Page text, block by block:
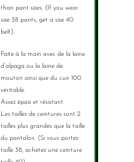
than pant sizes. (If you wear
size 38 pants, get a size 40
belt).
Faite à la main avec de la laine
d’alpaga ou la laine de
mouton ainsi que du cuir 100
véritable.
Assez épais et résistant.
Les tailles de ceintures sont 2
tailles plus grandes que la taille
du pantalon. (Si vous portez
taille 38, achetez une ceinture